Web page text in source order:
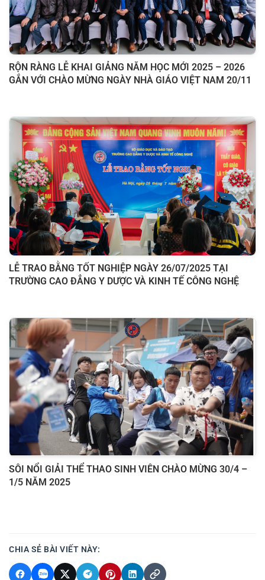
RỘN RÀNG LỄ KHAI GIẢNG NĂM HỌC MỚI 2025 – 2026
GẮN VỚI CHÀO MỪNG NGÀY NHÀ GIÁO VIỆT NAM 20/11
LỄ TRAO BẰNG TỐT NGHIỆP NGÀY 26/07/2025 TẠI
TRƯỜNG CAO ĐẲNG Y DƯỢC VÀ KINH TẾ CÔNG NGHỆ
SÔI NỔI GIẢI THỂ THAO SINH VIÊN CHÀO MỪNG 30/4 –
1/5 NĂM 2025
CHIA SẺ BÀI VIẾT NÀY: